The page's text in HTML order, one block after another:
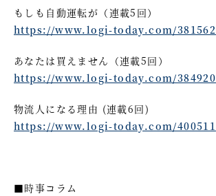
もしも自動運転が（連載5回）
https://www.logi-today.com/381562
あなたは買えません（連載5回）
https://www.logi-today.com/384920
物流人になる理由 (連載6回)
https://www.logi-today.com/400511
■時事コラム